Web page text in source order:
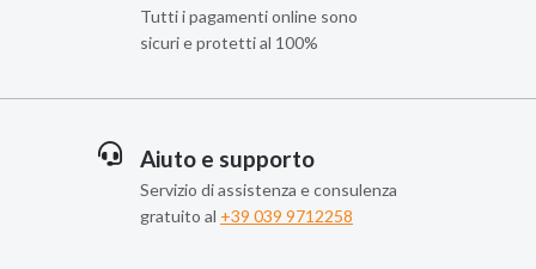
Tutti i pagamenti online sono
sicuri e protetti al 100%
Aiuto e supporto
Servizio di assistenza e consulenza
gratuito al +39 039 9712258